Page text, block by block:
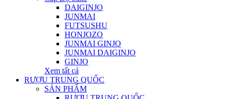
DAIGINJO
JUNMAI
FUTSUSHU
HONJOZO
JUNMAI GINJO
JUNMAI DAIGINJO
GINJO
Xem tất cả
RƯỢU TRUNG QUỐC
SẢN PHẨM